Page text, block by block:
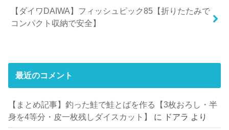
【ダイワDAIWA】フィッシュピック85【折りたたみで
コンパクト収納で安全】
最近のコメント
【まとめ記事】釣った鮭で鮭とばを作る【3枚おろし・半
身を4等分・皮一枚残しダイスカット】
に ドアラ より